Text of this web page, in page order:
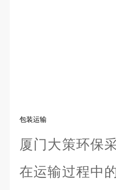
包装运输
厦门大策环保
在运输过程中